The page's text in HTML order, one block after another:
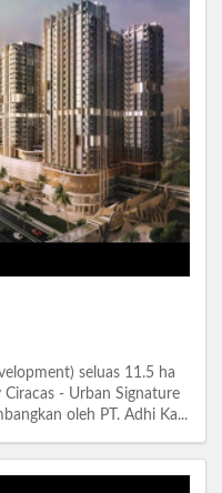
seluas 11.5 ha
- Urban Signature
oleh PT. Adhi Ka...